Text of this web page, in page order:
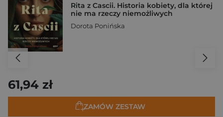
Rita z Cascii. Historia kobiety, dla której
nie ma rzeczy niemożliwych
Dorota Ponińska
61,94 zł
ZAMÓW ZESTAW